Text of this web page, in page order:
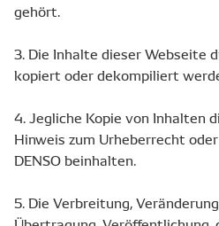
gehört.
3. Die Inhalte dieser Webseite
kopiert oder dekompiliert
4. Jegliche Kopie von Inhalten
Hinweis zum Urheberrecht
DENSO beinhalten.
5. Die Verbreitung,